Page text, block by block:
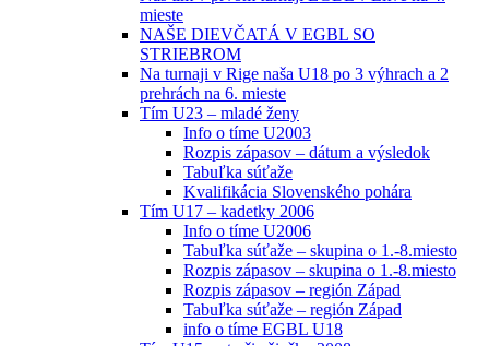
mieste
NAŠE DIEVČATÁ V EGBL SO
STRIEBROM
Na turnaji v Rige naša U18 po 3 výhrach a 2
prehrách na 6. mieste
Tím U23 – mladé ženy
Info o tíme U2003
Rozpis zápasov – dátum a výsledok
Tabuľka súťaže
Kvalifikácia Slovenského pohára
Tím U17 – kadetky 2006
Info o tíme U2006
Tabuľka súťaže – skupina o 1.-8.miesto
Rozpis zápasov – skupina o 1.-8.miesto
Rozpis zápasov – región Západ
Tabuľka súťaže – región Západ
info o tíme EGBL U18